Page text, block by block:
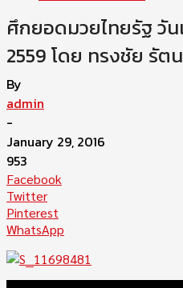
ศึกยอดมวยไทยรัฐ วั
2559 โดย ทรงชัย รั
By
admin
-
January 29, 2016
953
Facebook
Twitter
Pinterest
WhatsApp